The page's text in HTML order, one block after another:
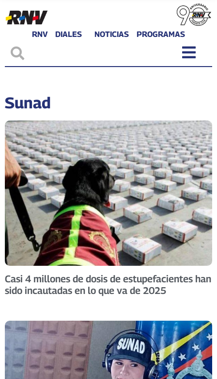
RNV DIALES NOTICIAS PROGRAMAS
Sunad
Casi 4 millones de dosis de estupefacientes han
sido incautadas en lo que va de 2025